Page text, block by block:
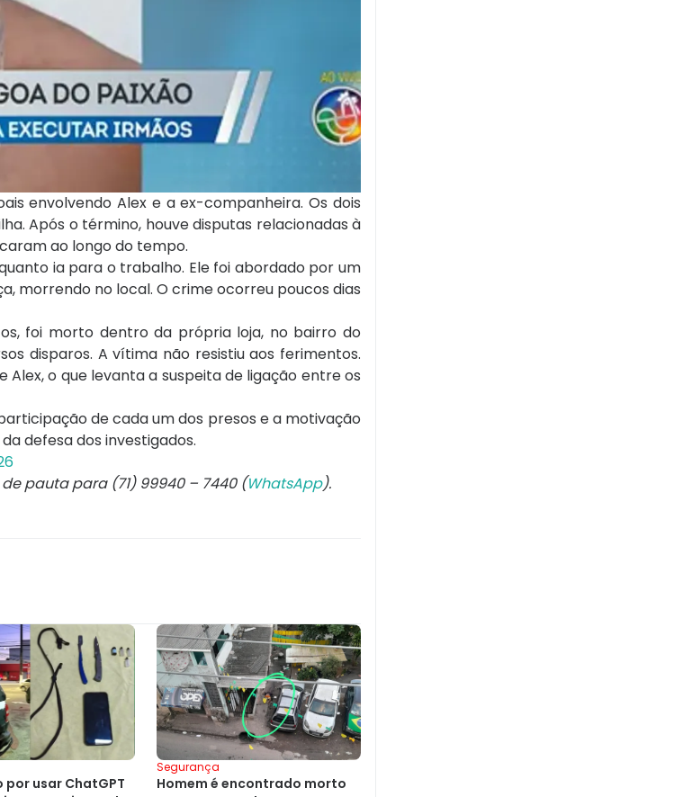
envolvendo Alex e a ex-companheira. Os dois
Após o término, houve disputas relacionadas à
ao longo do tempo.
ia para o trabalho. Ele foi abordado por um
morrendo no local. O crime ocorreu poucos dias
foi morto dentro da própria loja, no bairro do
disparos. A vítima não resistiu aos ferimentos.
o que levanta a suspeita de ligação entre os
de cada um dos presos e a motivação
defesa dos investigados.
pauta para (71) 99940 – 7440 (WhatsApp).
por usar ChatGPT
Segurança
Homem é encontrado morto